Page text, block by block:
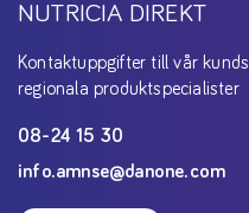
NUTRICIA DIREKT
Kontaktuppgifter till vår
regionala produktspecialister
08-24 15 30
info.amnse@danone.com